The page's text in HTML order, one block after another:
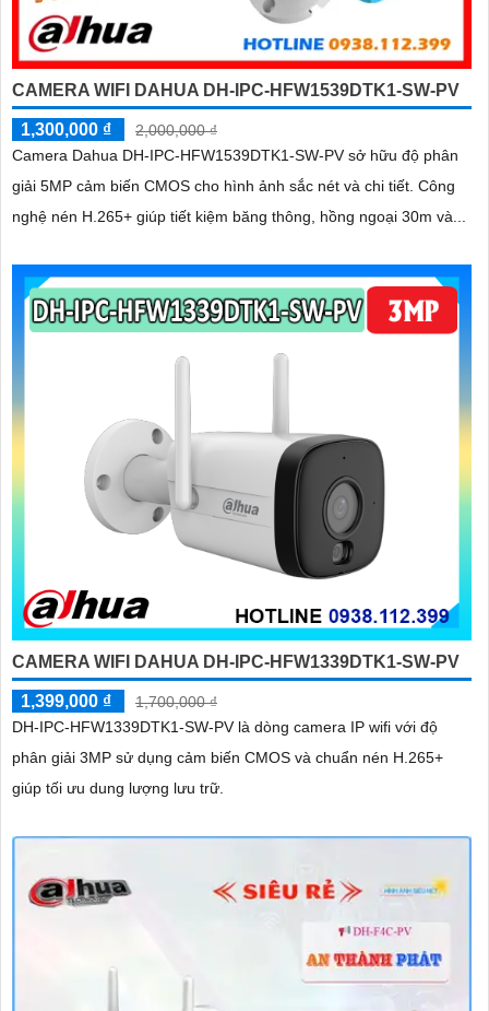
CAMERA WIFI DAHUA DH-IPC-HFW1539DTK1-SW-PV
1,300,000 ₫
2,000,000 ₫
Camera Dahua DH-IPC-HFW1539DTK1-SW-PV sở hữu độ phân
giải 5MP cảm biến CMOS cho hình ảnh sắc nét và chi tiết. Công
nghệ nén H.265+ giúp tiết kiệm băng thông, hồng ngoại 30m và...
CAMERA WIFI DAHUA DH-IPC-HFW1339DTK1-SW-PV
1,399,000 ₫
1,700,000 ₫
DH-IPC-HFW1339DTK1-SW-PV là dòng camera IP wifi với độ
phân giải 3MP sử dụng cảm biến CMOS và chuẩn nén H.265+
giúp tối ưu dung lượng lưu trữ.